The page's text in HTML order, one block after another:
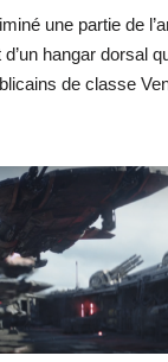
une partie de
hangar dorsal
de classe